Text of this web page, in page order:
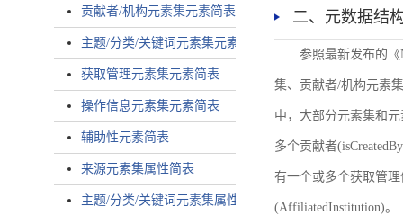
贡献者/机构元素集元素简表
主题/分类/关键词元素集元素简表
获取管理元素集元素简表
操作信息元素集元素简表
辅助性元素简表
来源元素集属性简表
主题/分类/关键词元素集属性简表
二、元数据结
参照最新发布的
集、贡献者/机构元素
中，大部分元素集和
多个贡献者
有一个或多个获取管理
(AffiliatedInstitution)。